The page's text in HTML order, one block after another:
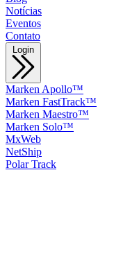
Notícias
Eventos
Contato
Login
Marken Apollo™
Marken FastTrack™
Marken Maestro™
Marken Solo™
MxWeb
NetShip
Polar Track